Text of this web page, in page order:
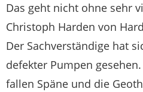
Das geht nicht ohne sehr
Christoph Harden von
Der Sachverständige hat
defekter Pumpen
fallen Späne und die